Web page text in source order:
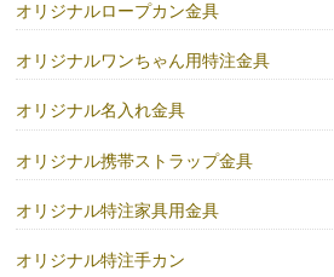
オリジナルロープカン金具
オリジナルワンちゃん用特注金具
オリジナル名入れ金具
オリジナル携帯ストラップ金具
オリジナル特注家具用金具
オリジナル特注手カン